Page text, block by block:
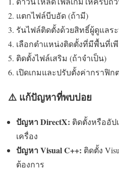
แตกไฟล์บีบอัด (ถ้ามี)
รันไฟล์ติดตั้งด้วยสิทธิ์ผู้ดูแลร
เลือกตำแหน่งติดตั้งที่มีพื้นที่เ
ติดตั้งไฟล์เสริม (ถ้าจำเป็น)
เปิดเกมและปรับตั้งค่ากราฟิก
⚠️ แก้ปัญหาที่พบบ่อย
ปัญหา DirectX: ติดตั้งหรืออัป
เครื่อง
ปัญหา Visual C++: ติดตั้ง
ต้องการ